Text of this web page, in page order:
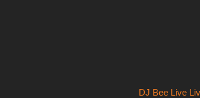
DJ Bee Live